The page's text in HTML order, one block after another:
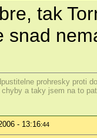
tak
snad
prohresky proti
a taky jsem na to
- 13:16:44